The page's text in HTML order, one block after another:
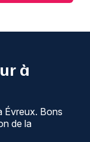
à
Évreux. Bons
de la